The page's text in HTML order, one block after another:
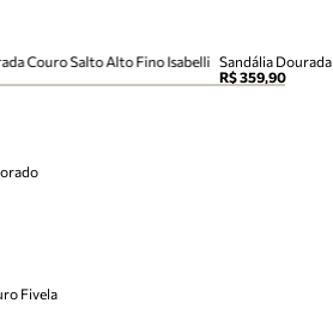
Couro Salto Alto Fino Isabelli
Sandália
R$ 359,90
Fivela